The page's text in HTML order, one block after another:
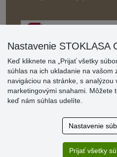
Hodnotenia
zákazníkov
Ústretovosť, pohotovosť. Som
Veľká spokojnosť. Volal mi
Nastavenie STOKLASA
Keď kliknete na „Prijať všetky
súhlas na ich ukladanie na vašom
navigáciou na stránke, s analýzou
marketingovými snahami. Môžete
keď nám súhlas udelíte.
Nastavenie
Prijať všetky